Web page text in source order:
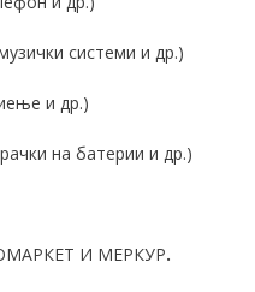
системи и др.)
и др.)
на батерии и др.)
И МЕРКУР.